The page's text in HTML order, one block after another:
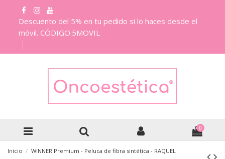
Descuento del 5% en tu pedido si lo haces desde el
móvil. CÓDIGO:5MOVIL
0
Inicio
WINNER Premium - Peluca de fibra sintética - RAQUEL